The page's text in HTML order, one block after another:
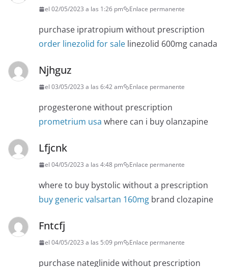
el 02/05/2023 a las 1:26 pm Enlace permanente
purchase ipratropium without prescription
order linezolid for sale linezolid 600mg canada
Njhguz
el 03/05/2023 a las 6:42 am Enlace permanente
progesterone without prescription
prometrium usa where can i buy olanzapine
Lfjcnk
el 04/05/2023 a las 4:48 pm Enlace permanente
where to buy bystolic without a prescription
buy generic valsartan 160mg brand clozapine
Fntcfj
el 04/05/2023 a las 5:09 pm Enlace permanente
purchase nateglinide without prescription